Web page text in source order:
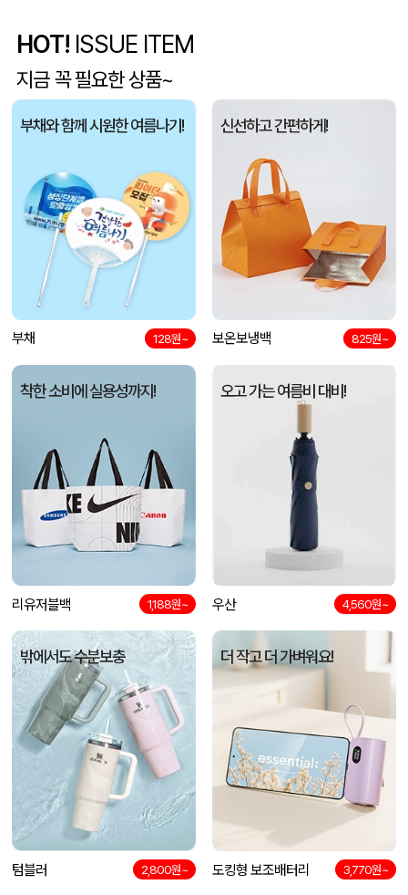
유OO
이OO 사각니들펜(0.7)
채OO 브리온 아이스큐브 2세대 여름 아이스 넥밴드 쿨러
전OO
김OO 접이식 장바구니 포켓가방 3종 1P 08-07
담OO [주문제작] 에코백 맞춤 제작 서비스 08-07
노OO 08-07
노OO 08-07
HOT! ISSUE ITEM
지금 꼭 필요한 상품~
부채와 함께 시원한 여름나기!
부채 128원~
신선하고 간편하게!
보온보냉백 825원~
착한 소비에 실용성까지!
리유저블백 1,188원~
오고 가는 여름비 대비!
우산 4,560원~
밖에서도 수분보충
텀블러 2,800원~
더 작고 더 가벼워요!
도킹형 보조배터리 3,770원~